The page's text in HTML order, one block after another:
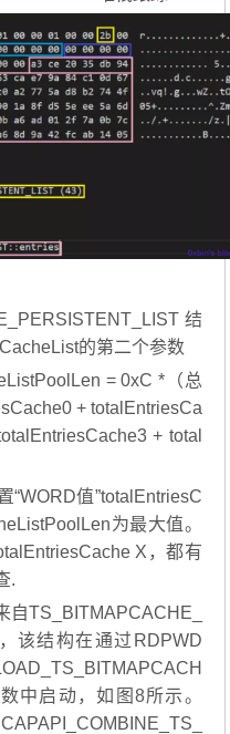
结
的第二个参数
= 0xC *（总
+ totalEntriesCa
+ total
“WORD值”totalEntriesC
为最大值。
X，都有
.
TS_BITMAPCACHE_
该结构在通过RDPWD
中启动，如图8所示。